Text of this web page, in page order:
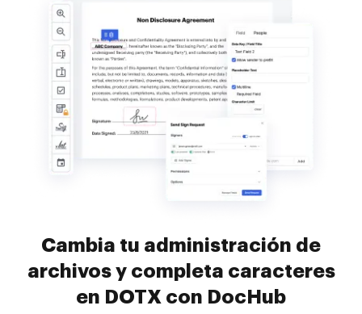
Cambia tu administración de
archivos y completa caracteres
en DOTX con DocHub